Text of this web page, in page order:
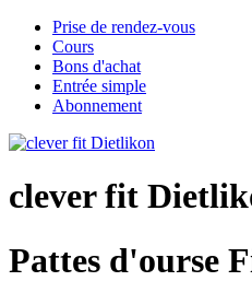
Prise de rendez-vous
Cours
Bons d'achat
Entrée simple
Abonnement
clever fit
Pattes d'ourse